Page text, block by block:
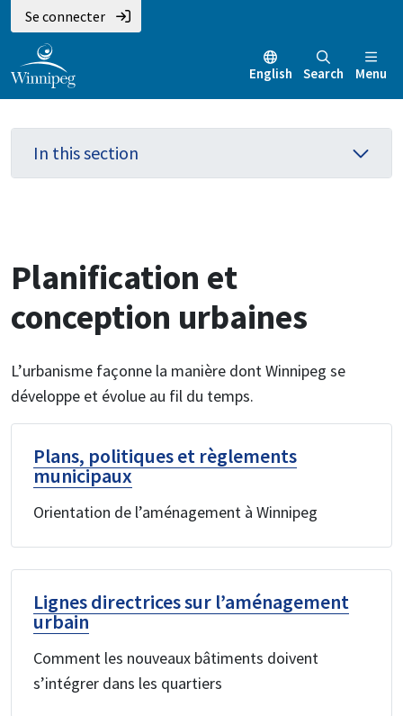
Aller
au
contenu
principal
Skip
to
main
menu
Skip
to
footer
Se connecter
English Search Menu
In this section
Planification et
conception urbaines
L’urbanisme façonne la manière dont Winnipeg se
développe et évolue au fil du temps.
Plans, politiques et règlements
municipaux
Orientation de l’aménagement à Winnipeg
Lignes directrices sur l’aménagement
urbain
Comment les nouveaux bâtiments doivent
s’intégrer dans les quartiers